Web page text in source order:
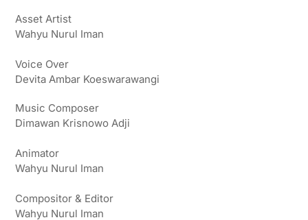
Asset Artist
Wahyu Nurul Iman
Voice Over
Devita Ambar Koeswarawangi
Music Composer
Dimawan Krisnowo Adji
Animator
Wahyu Nurul Iman
Compositor & Editor
Wahyu Nurul Iman